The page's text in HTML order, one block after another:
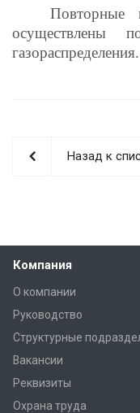
Повторные
осуществлены
газораспределения.
Назад к
Компания
О компании
Руководство
Структурные
Вакансии
Реквизиты
Охрана труда